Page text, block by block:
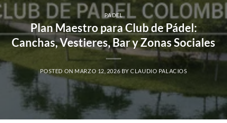
PADEL
Plan Maestro para Club de Pádel:
Canchas, Vestieres, Bar y Zonas Sociales
POSTED ON MARZO 12, 2026 BYCLAUDIO PALACIOS